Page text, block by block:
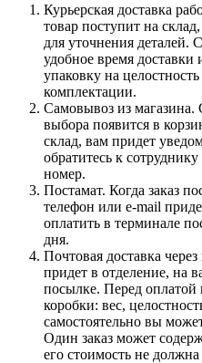
Курьерская доставка
товар поступит на
для уточнения деталей.
удобное время доставки
упаковку на
комплектации.
Самовывоз из магазина.
выбора появится в
склад, вам придет
обратитесь к
номер.
Постамат. Когда заказ
телефон или e-mail
оплатить в терминале
дня.
Почтовая доставка
придет в отделение, на
посылке. Перед оплатой
коробки: вес,
самостоятельно вы
Один заказ может
его стоимость не